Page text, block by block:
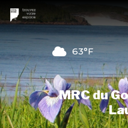
63°F
MRC du